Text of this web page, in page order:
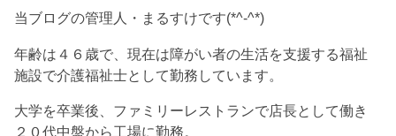
当ブログの管理人・まるすけです(*^-^*)
年齢は４６歳で、現在は障がい者の生活を支援する福祉
施設で介護福祉士として勤務しています。
大学を卒業後、ファミリーレストランで店長として働き
２０代中盤から工場に勤務。